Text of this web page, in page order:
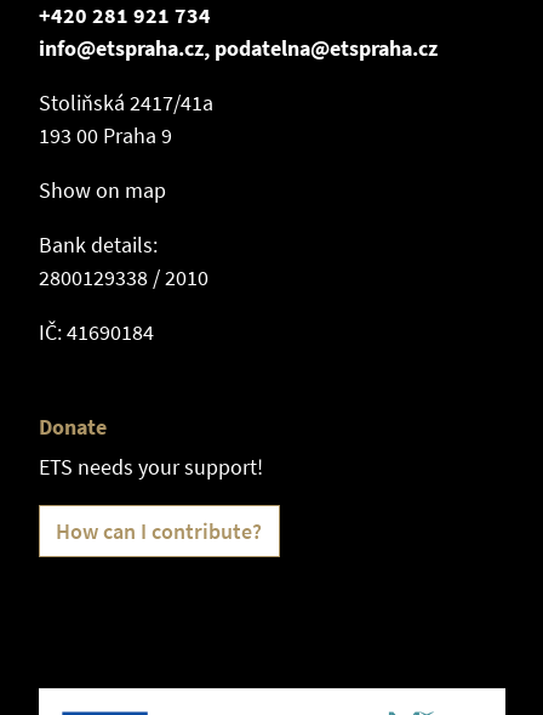
+420 281 921 734
info@etspraha.cz, podatelna@etspraha.cz
Stoliňská 2417/41a
193 00 Praha 9
Show on map
Bank details:
2800129338 / 2010
IČ: 41690184
Donate
ETS needs your support!
How can I contribute?